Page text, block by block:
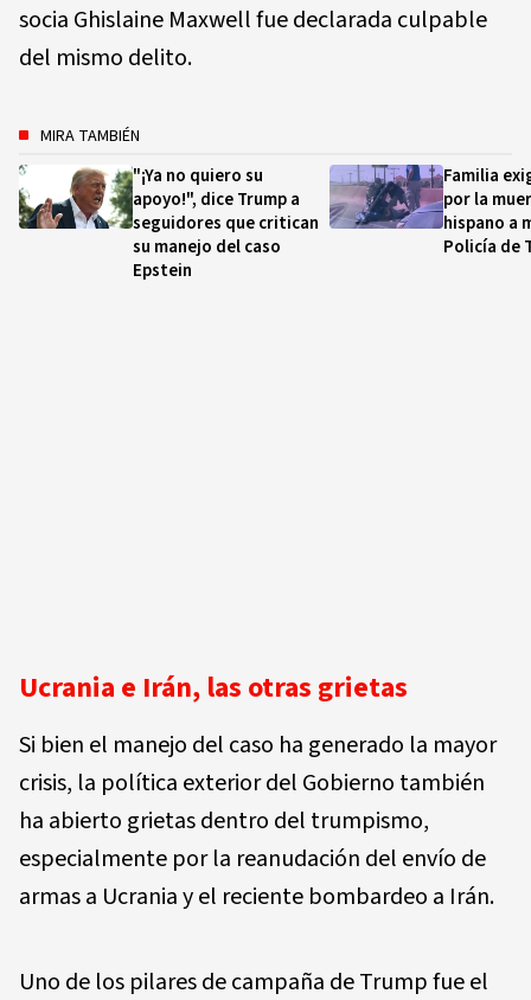
socia Ghislaine Maxwell fue declarada culpable
del mismo delito.
MIRA TAMBIÉN
"¡Ya no quiero su
apoyo!", dice Trump a
seguidores que critican
su manejo del caso
Epstein
Familia
por la
hispano a
Policía de
Ucrania e Irán, las otras grietas
Si bien el manejo del caso ha generado la mayor
crisis, la política exterior del Gobierno también
ha abierto grietas dentro del trumpismo,
especialmente por la reanudación del envío de
armas a Ucrania y el reciente bombardeo a Irán.
Uno de los pilares de campaña de Trump fue el